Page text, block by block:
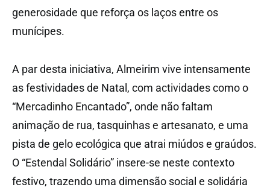
generosidade que reforça os laços entre os
munícipes.
A par desta iniciativa, Almeirim vive intensamente
as festividades de Natal, com actividades como o
“Mercadinho Encantado”, onde não faltam
animação de rua, tasquinhas e artesanato, e uma
pista de gelo ecológica que atrai miúdos e graúdos.
O “Estendal Solidário” insere-se neste contexto
festivo, trazendo uma dimensão social e solidária